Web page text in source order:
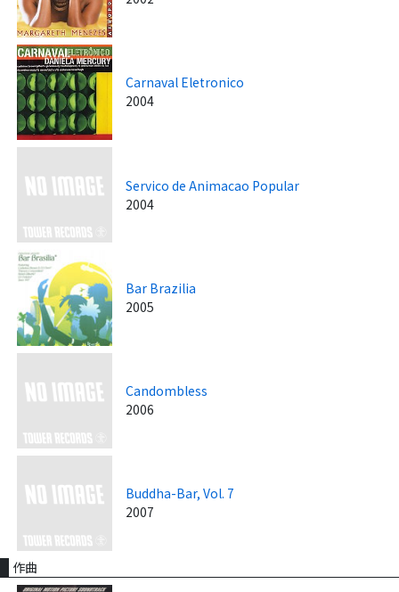
Carnaval Eletronico
2004
Servico de Animacao Popular
2004
Bar Brazilia
2005
Candombless
2006
Buddha-Bar, Vol. 7
2007
作曲